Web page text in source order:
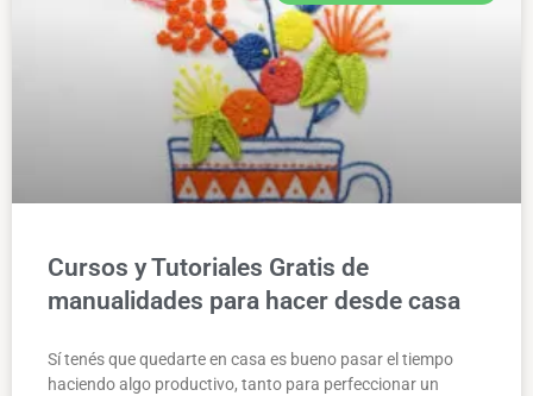
Cursos y Tutoriales Gratis de
manualidades para hacer desde casa
Sí tenés que quedarte en casa es bueno pasar el tiempo
haciendo algo productivo, tanto para perfeccionar un